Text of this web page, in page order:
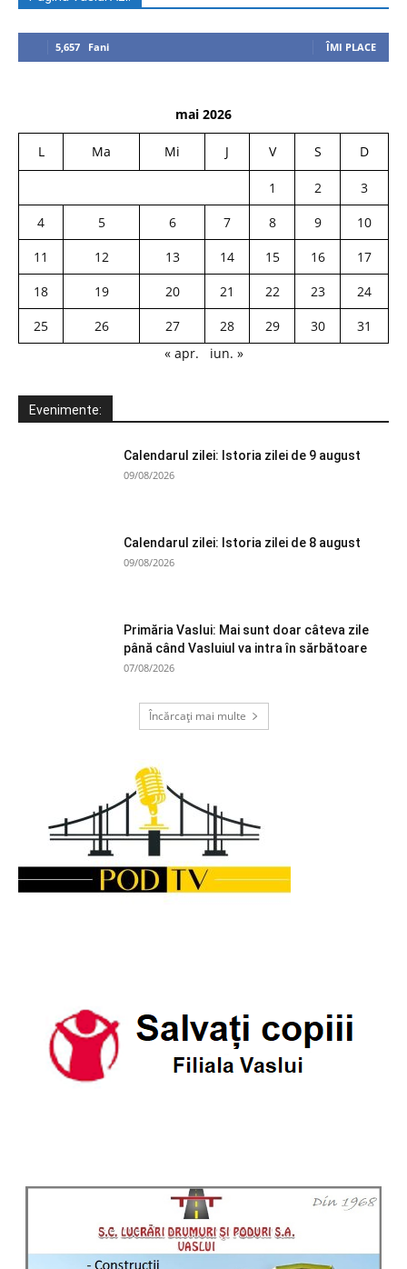
5,657 Fani ÎMI PLACE
mai 2026
L Ma Mi J V S D
1 2
3
4
5 6 7 8 9
10
11
12 13 14 15 16
17
18
19 20 21 22 23
24
25
26 27 28 29 30
31
« apr.
iun. »
Evenimente:
Calendarul zilei: Istoria zilei de 9 august
09/08/2026
Calendarul zilei: Istoria zilei de 8 august
09/08/2026
Primăria Vaslui: Mai sunt doar câteva zile
până când Vasluiul va intra în sărbătoare
07/08/2026
Încărcați mai multe